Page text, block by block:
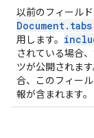
以前のフィール
用します。
されている場合
ツが公開されます
合、このフィー
報が含まれます。